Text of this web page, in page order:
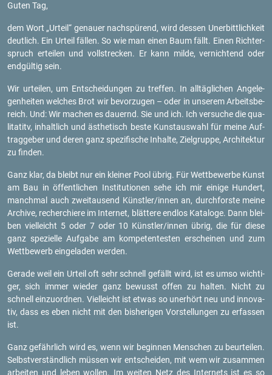
Guten Tag,
dem Wort „Ur­teil“ ge­nau­er nach­spü­rend, wird des­sen Un­er­bitt­lich­keit
deut­lich. Ein Ur­teil fäl­len. So wie man einen Baum fällt. Einen Rich­ter­
spruch er­tei­len und voll­stre­cken. Er kann milde, ver­nich­tend oder
end­gül­tig sein.
Wir ur­tei­len, um Ent­schei­dun­gen zu tref­fen. In all­täg­li­chen An­ge­le­
gen­hei­ten wel­ches Brot wir be­vor­zu­gen – oder in un­se­rem Ar­beits­be­
reich. Und: Wir ma­chen es dau­ernd. Sie und ich. Ich ver­su­che die qua­
li­ta­titv, in­halt­lich und äs­the­tisch beste Kunst­aus­wahl für meine Auf­
trag­ge­ber und deren ganz spe­zi­fi­sche In­hal­te, Ziel­grup­pe, Ar­chi­tek­tur
zu fin­den.
Ganz klar, da bleibt nur ein klei­ner Pool übrig. Für Wett­be­wer­be Kunst
am Bau in öf­fent­li­chen In­sti­tu­tio­nen sehe ich mir ei­ni­ge Hun­dert,
manch­mal auch zwei­tau­send Künst­ler/innen an, durch­fors­te meine
Ar­chi­ve, re­cher­chie­re im In­ter­net, blät­te­re end­los Ka­ta­lo­ge. Dann blei­
ben viel­leicht 5 oder 7 oder 10 Künst­ler/innen übrig, die für diese
ganz spe­zi­el­le Auf­ga­be am kom­pe­ten­tes­ten er­schei­nen und zum
Wett­be­werb ein­ge­la­den wer­den.
Ge­ra­de weil ein Ur­teil oft sehr schnell ge­fällt wird, ist es umso wich­ti­
ger, sich immer wie­der ganz be­wusst offen zu hal­ten. Nicht zu
schnell ein­zu­ord­nen. Viel­leicht ist etwas so un­er­hört neu und in­no­va­
tiv, dass es eben nicht mit den bis­he­ri­gen Vor­stel­lun­gen zu er­fas­sen
ist.
Ganz ge­fähr­lich wird es, wenn wir be­gin­nen Men­schen zu be­ur­tei­len.
Selbst­ver­ständ­lich müs­sen wir ent­schei­den, mit wem wir zu­sam­men
ar­bei­ten und leben wol­len. Im wei­ten Netz des In­ter­nets ist es so